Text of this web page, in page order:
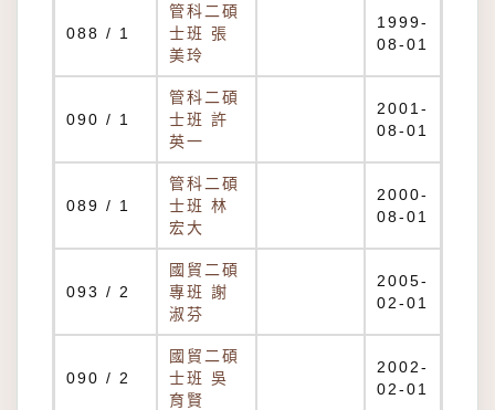
088 / 1
管科二碩
士班 張
美玲
1999-
08-01
090 / 1
管科二碩
士班 許
英一
2001-
08-01
089 / 1
管科二碩
士班 林
宏大
2000-
08-01
093 / 2
國貿二碩
專班 謝
淑芬
2005-
02-01
090 / 2
國貿二碩
士班 吳
育賢
2002-
02-01